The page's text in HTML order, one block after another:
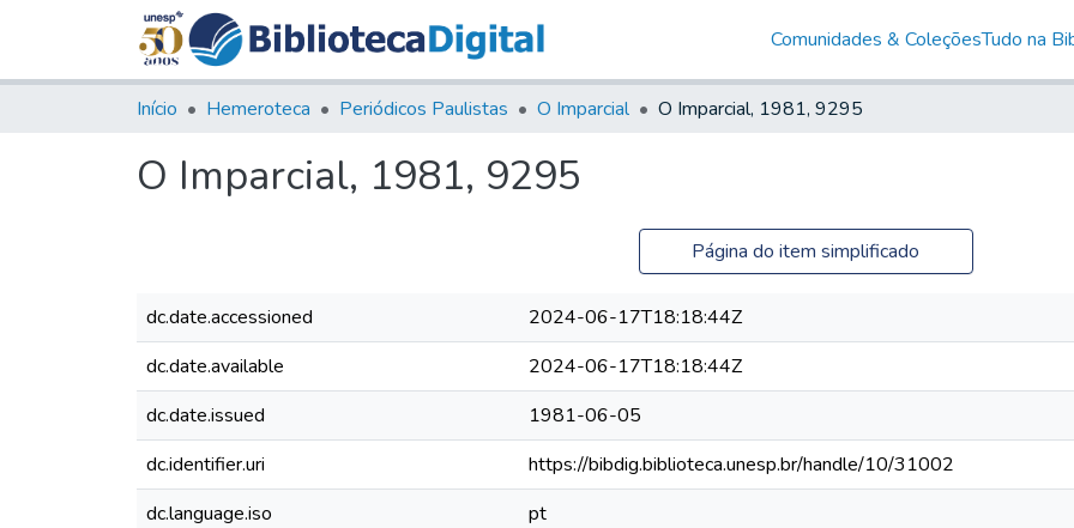
Comunidades & ColeçõesTudo na
Início Hemeroteca Periódicos Paulistas O Imparcial O Imparcial, 1981, 9295
O Imparcial, 1981, 9295
Página do item simplificado
dc.date.accessioned
2024-06-17T18:18:44Z
dc.date.available
2024-06-17T18:18:44Z
dc.date.issued
1981-06-05
dc.identifier.uri
https://bibdig.biblioteca.unesp.br/handle/10/31002
dc.language.iso
pt